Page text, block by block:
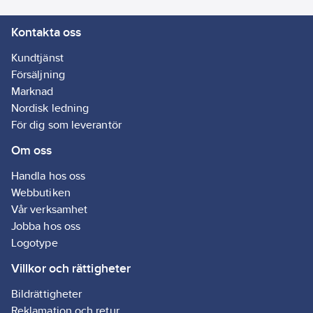
Kontakta oss
Kundtjänst
Försäljning
Marknad
Nordisk ledning
För dig som leverantör
Om oss
Handla hos oss
Webbutiken
Vår verksamhet
Jobba hos oss
Logotype
Villkor och rättigheter
Bildrättigheter